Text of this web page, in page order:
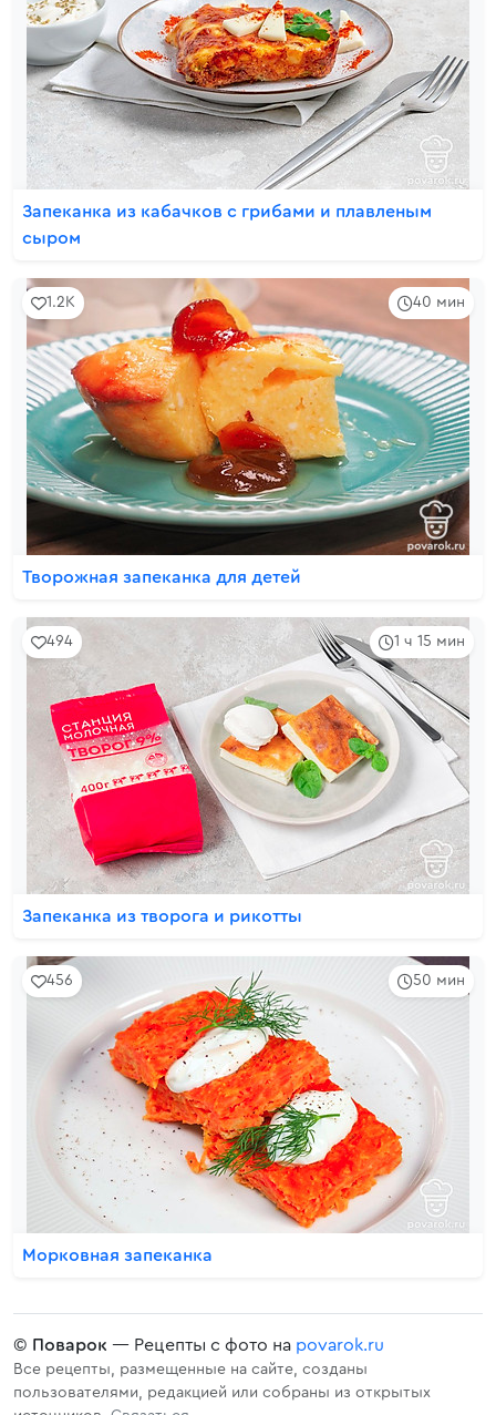
Запеканка из кабачков с грибами и плавленым
сыром
40 мин
1.2K
Творожная запеканка для детей
1 ч 15 мин
494
Запеканка из творога и рикотты
50 мин
456
Морковная запеканка
© Поварок — Рецепты с фото на povarok.ru
Все рецепты, размещенные на сайте, созданы
пользователями, редакцией или собраны из открытых